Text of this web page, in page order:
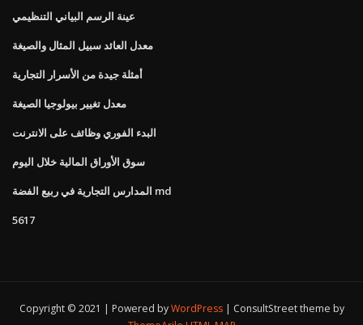
عينة الرسم البياني التنظيمي
معدل العائد سبيل المثال والصيغة
أمثلة جيدة من الأسرار التجارية
معدل تغيير بيولوجيا الصيغة
البدء الفوري وظائف على الانترنت
سوق الأوراق المالية خلال اليوم
المدارس التجارية في ربيع الفضة md
5617
Copyright © 2021 | Powered byWordPress
ConsultStreet theme by